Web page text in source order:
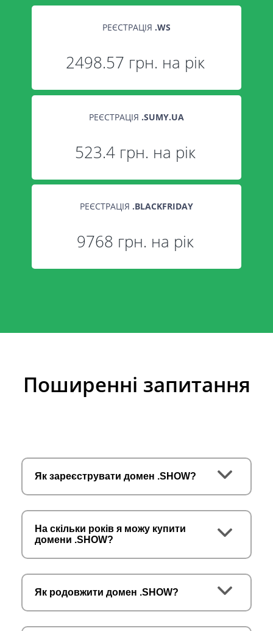
РЕЄСТРАЦІЯ .WS
2498.57 грн. на рік
РЕЄСТРАЦІЯ .SUMY.UA
523.4 грн. на рік
РЕЄСТРАЦІЯ .BLACKFRIDAY
9768 грн. на рік
Поширенні запитання
Як зареєструвати домен .SHOW?
На скільки років я можу купити
домени .SHOW?
Як родовжити домен .SHOW?